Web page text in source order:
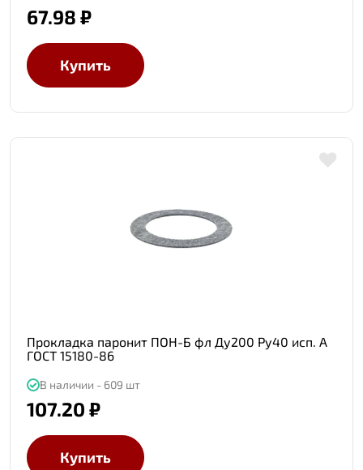
67.98 ₽
Купить
Прокладка паронит ПОН-Б фл Ду200 Ру40 исп. А
ГОСТ 15180-86
В наличии - 609 шт
107.20 ₽
Купить